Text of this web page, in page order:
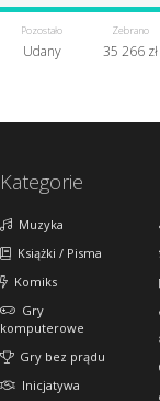
Pozostało
Udany
Zebrano
35 266 zł
Kategorie
Muzyka
Książki / Pisma
Komiks
Gry
komputerowe
Gry bez prądu
Inicjatywa